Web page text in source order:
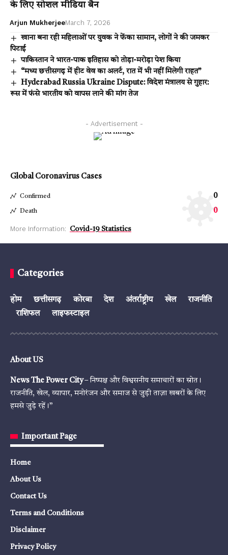
के लिए सोशल मीडिया बैन
Arjun MukherjeeMarch 7, 2026
खाना बना रही महिलाओं पर युवक ने फेंका सामान, लोगों ने की जमकर
पिटाई
पाकिस्तान ने भारत-पाक इतिहास को तोड़ा-मरोड़ा पेश किया
“मध्य छत्तीसगढ़ में हीट वेव का अलर्ट, रात में भी नहीं मिलेगी राहत”
Hyderabad Russia Ukraine Dispute: विदेश मंत्रालय से गुहार:
रूस में फंसे भारतीय को वापस लाने की मांग तेज
- Advertisement -
Global Coronavirus Cases
Confirmed 0
Death 0
More Information: Covid-19 Statistics
Categories
होम छत्तीसगढ़ कोरबा देश अंतर्राष्ट्रीय खेल
राजनीति
राशिफल
लाइफस्टाइल
About US
News The Power City– निष्पक्ष और विश्वसनीय समाचारों का स्रोत।
राजनीति, खेल, व्यापार, मनोरंजन और समाज से जुड़ी ताज़ा खबरों के लिए
हमसे जुड़े रहें।”
Important Page
Home
About Us
Contact Us
Terms and Conditions
Disclaimer
Privacy Policy